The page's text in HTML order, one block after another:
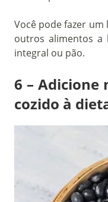
Você pode fazer
outros alimentos a
integral ou pão.
6 – Adicione
cozido à